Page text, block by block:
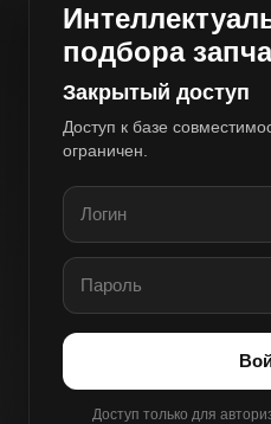
подбора
Закрытый доступ
Доступ к базе
ограничен.
Доступ только для